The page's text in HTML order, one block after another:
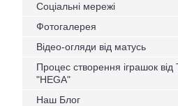
Соціальні мережі
Фотогалерея
Відео-огляди від матусь
Процес створення іграшок
"HEGA"
Наш Блог